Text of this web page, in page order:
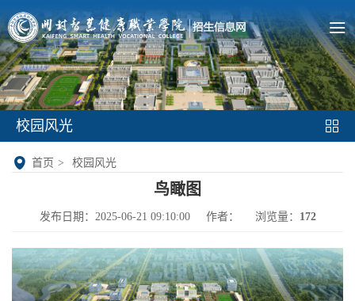
校园风光
首页 > 校园风光
鸟瞰图
发布日期：2025-06-21 09:10:00 作者： 浏览量： 172